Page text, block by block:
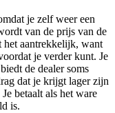
je zelf weer een
van de prijs van de
het aantrekkelijk, want
je verder kunt. Je
de dealer soms
dat je krijgt lager zijn
betaalt als het ware
is.